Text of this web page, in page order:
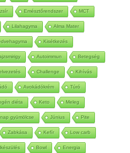
Emésztőrendszer MCT
Lilahagyma Alma Mater
Kisétkezés
Autoimmun Betegség
Challenge Kihívás
Avokádókrém Túró
diéta Keto Meleg
gyümölcse Június Pite
Zabkása Kefír Low carb
Bowl Energia